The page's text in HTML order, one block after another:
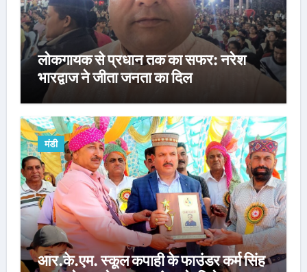
लोकगायक से प्रधान तक का सफर: नरेश
भारद्वाज ने जीता जनता का दिल
मंडी
आर.के.एम. स्कूल कपाही के फाउंडर कर्म सिंह